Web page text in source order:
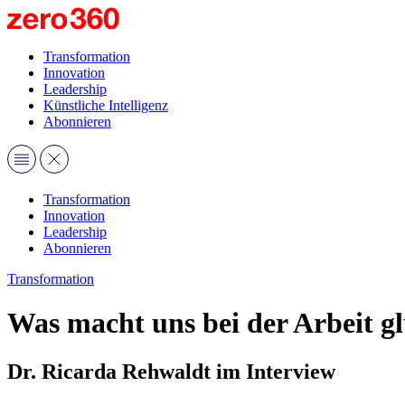
Transformation
Innovation
Leadership
Künstliche Intelligenz
Abonnieren
Transformation
Innovation
Leadership
Abonnieren
Transformation
Was macht uns bei der Arbeit
Dr. Ricarda Rehwaldt im Interview